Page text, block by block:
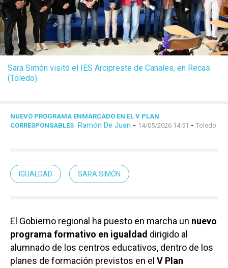
Sara Simón visitó el IES Arcipreste de Canales, en Recas
(Toledo).
NUEVO PROGRAMA ENMARCADO EN EL V PLAN
CORRESPONSABLES Ramón De Juan - 14/05/2026 14:51 - Toledo
IGUALDAD SARA SIMÓN
El Gobierno regional ha puesto en marcha un nuevo
programa formativo en igualdad dirigido al
alumnado de los centros educativos, dentro de los
planes de formación previstos en el V Plan